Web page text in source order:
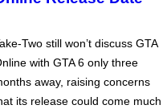
Two still won’t discuss GTA
with GTA 6 only three
away, raising concerns
its release could come much